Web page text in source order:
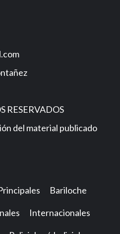
RESERVADOS
del material publicado
Bariloche
Internacionales